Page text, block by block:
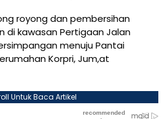
royong dan pembersihan
di kawasan Pertigaan Jalan
menuju Pantai
Korpri, Jum,at
Untuk Baca Artikel